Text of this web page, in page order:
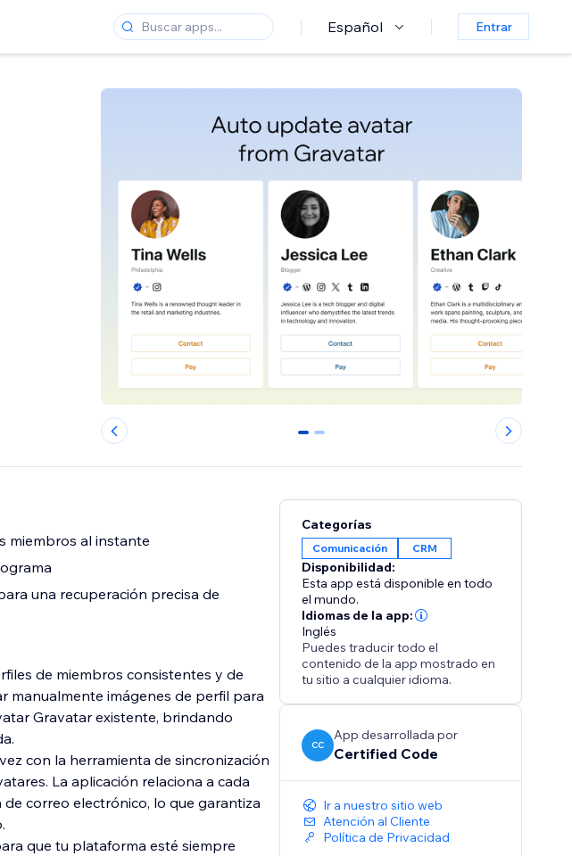
Español Entrar
0 1
miembros al instante
una recuperación precisa de
de miembros consistentes y de
manualmente imágenes de perfil para
Gravatar existente, brindando
con la herramienta de sincronización
La aplicación relaciona a cada
correo electrónico, lo que garantiza
que tu plataforma esté siempre
Categorías
Comunicación CRM
Disponibilidad:
Esta app está disponible en todo
el mundo.
Idiomas de la app:
Inglés
Puedes traducir todo el
contenido de la app mostrado en
tu sitio a cualquier idioma.
CC
App desarrollada por
Certified Code
Ir a nuestro sitio web
Atención al Cliente
Política de Privacidad